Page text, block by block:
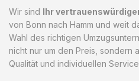
Wir sind Ihr
von Bonn nach Hamm und weit
Wahl des richtigen
nicht nur um den Preis, sondern
Qualität und individuellen